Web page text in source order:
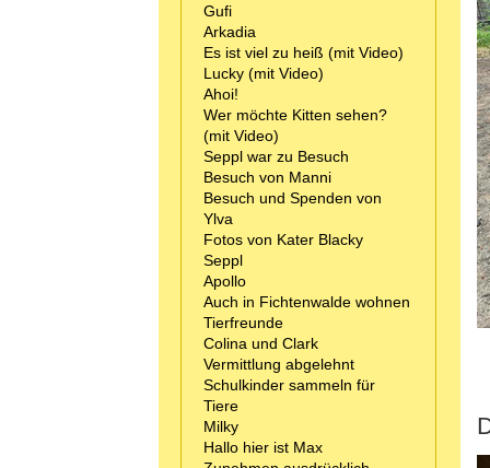
Gufi
Arkadia
Es ist viel zu heiß (mit Video)
Lucky (mit Video)
Ahoi!
Wer möchte Kitten sehen?
(mit Video)
Seppl war zu Besuch
Besuch von Manni
Besuch und Spenden von
Ylva
Fotos von Kater Blacky
Seppl
Apollo
Auch in Fichtenwalde wohnen
Tierfreunde
Colina und Clark
Vermittlung abgelehnt
Schulkinder sammeln für
Tiere
Milky
Hallo hier ist Max